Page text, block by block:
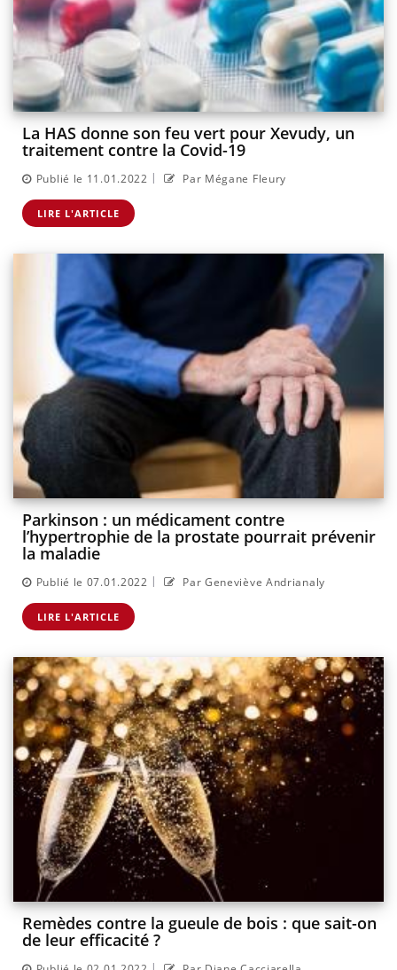
La HAS donne son feu vert pour Xevudy, un
traitement contre la Covid-19
Publié le 11.01.2022 | Par Mégane Fleury
LIRE L'ARTICLE
Parkinson : un médicament contre
l’hypertrophie de la prostate pourrait prévenir
la maladie
Publié le 07.01.2022 | Par Geneviève Andrianaly
LIRE L'ARTICLE
Remèdes contre la gueule de bois : que sait-on
de leur efficacité ?